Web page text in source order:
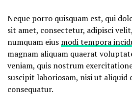
Neque porro quisquam est, qui
sit amet, consectetur, adipisci
numquam eius modi tempora
magnam aliquam quaerat
veniam, quis nostrum
suscipit laboriosam, nisi ut aliquid
consequatur.